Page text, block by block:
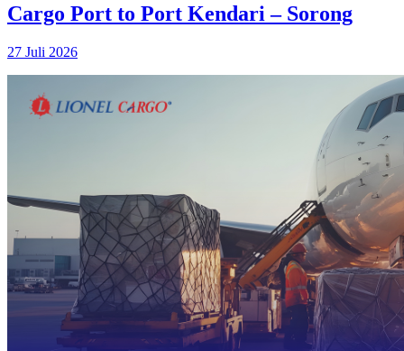
Cargo Port to Port Kendari – Sorong
27 Juli 2026